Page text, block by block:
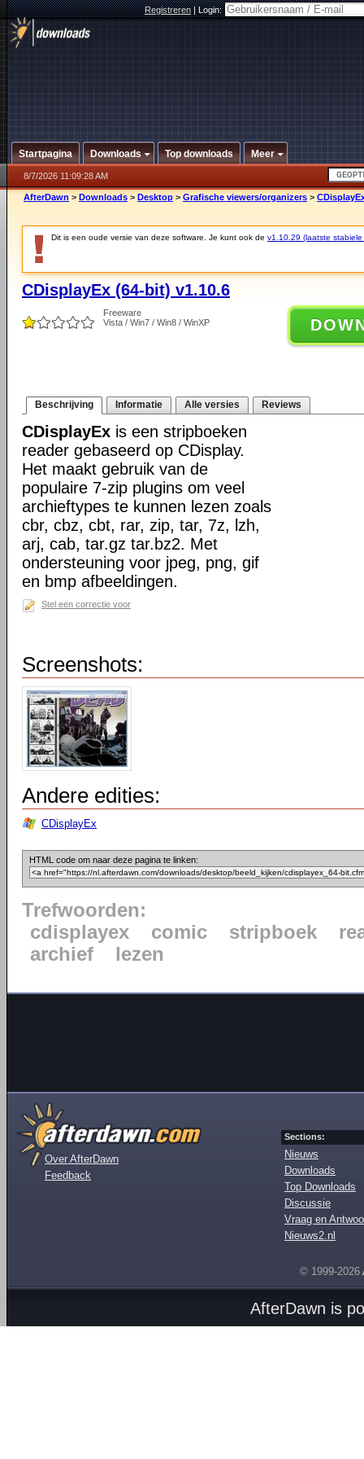
Registreren|Login:
Startpagina Downloads Top downloads Meer
8/7/2026 11:09:28 AM
AfterDawn > Downloads > Desktop > Grafische viewers/organizers >
Dit is een oude versie van deze software. Je kunt ook de v1.10.29 (laatste stabiele
CDisplayEx (64-bit) v1.10.6
Freeware
Vista / Win7 / Win8 / WinXP
Beschrijving Informatie Alle versies Reviews
CDisplayEx is een stripboeken
reader gebaseerd op CDisplay.
Het maakt gebruik van de
populaire 7-zip plugins om veel
archieftypes te kunnen lezen zoals
cbr, cbz, cbt, rar, zip, tar, 7z, lzh,
arj, cab, tar.gz tar.bz2. Met
ondersteuning voor jpeg, png, gif
en bmp afbeeldingen.
Stel een correctie voor
Screenshots:
Andere edities:
CDisplayEx
HTML code om naar deze pagina te linken:
Trefwoorden:
cdisplayex
comic stripboek
archief
lezen
Over AfterDawn
Feedback
Sections:
Nieuws
Downloads
Top Downloads
Discussie
Vraag en
Nieuws2.nl
© 1999-2026
AfterDawn is